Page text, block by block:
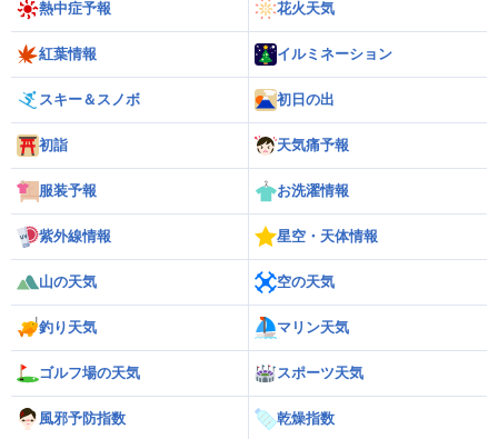
熱中症予報 花火天気
紅葉情報 イルミネーション
スキー＆スノボ 初日の出
初詣 天気痛予報
服装予報 お洗濯情報
紫外線情報 星空・天体情報
山の天気 空の天気
釣り天気 マリン天気
ゴルフ場の天気 スポーツ天気
風邪予防指数 乾燥指数